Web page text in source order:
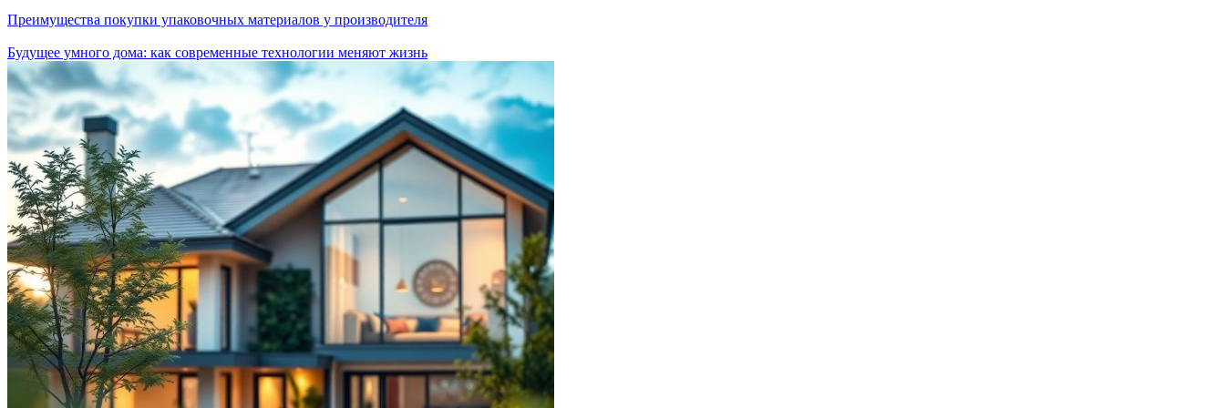
Преимущества покупки упаковочных материалов у производителя
Будущее умного дома: как современные технологии меняют жизнь